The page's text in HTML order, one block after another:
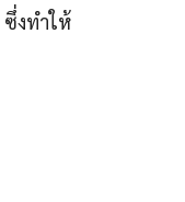
ซึ่งทำให้